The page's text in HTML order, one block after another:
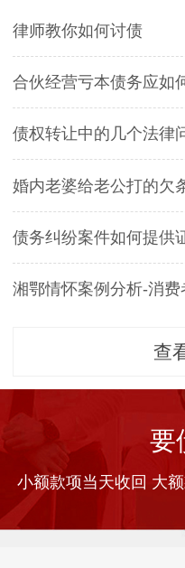
律师教你如何讨债
合伙经营亏本债务应如
债权转让中的几个法律
债务纠纷案件如何提供
湘鄂情怀案例分析-消费
查
要
小额款项当天收回 大